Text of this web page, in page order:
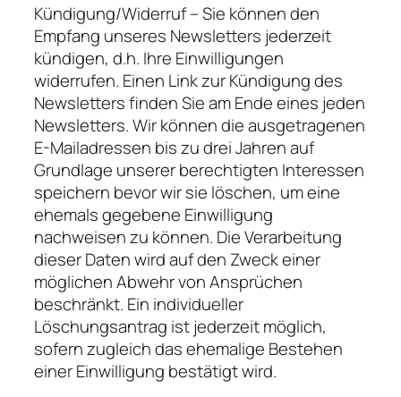
Kündigung/Widerruf – Sie können den
Empfang unseres Newsletters jederzeit
kündigen, d.h. Ihre Einwilligungen
widerrufen. Einen Link zur Kündigung des
Newsletters finden Sie am Ende eines jeden
Newsletters. Wir können die ausgetragenen
E-Mailadressen bis zu drei Jahren auf
Grundlage unserer berechtigten Interessen
speichern bevor wir sie löschen, um eine
ehemals gegebene Einwilligung
nachweisen zu können. Die Verarbeitung
dieser Daten wird auf den Zweck einer
möglichen Abwehr von Ansprüchen
beschränkt. Ein individueller
Löschungsantrag ist jederzeit möglich,
sofern zugleich das ehemalige Bestehen
einer Einwilligung bestätigt wird.